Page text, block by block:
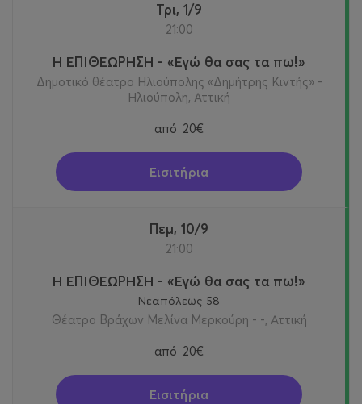
Τρι, 1/9
21:00
Η ΕΠΙΘΕΩΡΗΣΗ - «Εγώ θα σας τα πω!»
Δημοτικό θέατρο Ηλιούπολης «Δημήτρης Κιντής» -
Ηλιούπολη, Αττική
από 20€
Εισιτήρια
Πεμ, 10/9
21:00
Η ΕΠΙΘΕΩΡΗΣΗ - «Εγώ θα σας τα πω!»
Νεαπόλεως 58
Θέατρο Βράχων Μελίνα Μερκούρη - -, Αττική
από 20€
Εισιτήρια